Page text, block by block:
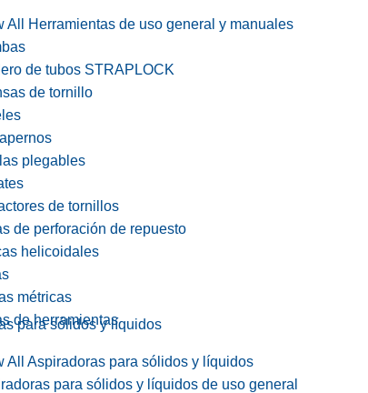
All Herramientas de uso general y manuales
de tubos STRAPLOCK
de tornillo
plegables
de tornillos
de perforación de repuesto
helicoidales
métricas
de herramientas
para sólidos y líquidos
All Aspiradoras para sólidos y líquidos
para sólidos y líquidos de uso general